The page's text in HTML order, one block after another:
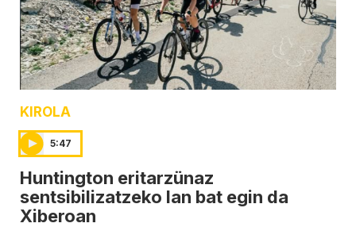
KIROLA
5:47
Huntington eritarzünaz
sentsibilizatzeko lan bat egin da
Xiberoan